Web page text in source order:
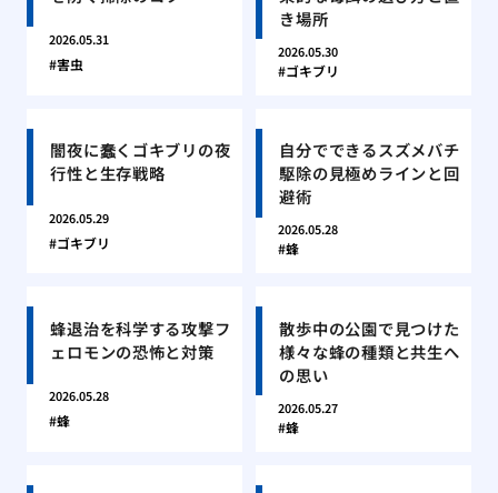
2026.05.31
害虫
き場所
2026.05.30
ゴキブリ
闇夜に蠢くゴキブリの夜
行性と生存戦略
2026.05.29
ゴキブリ
自分でできるスズメバチ
駆除の見極めラインと回
避術
2026.05.28
蜂
蜂退治を科学する攻撃フ
ェロモンの恐怖と対策
2026.05.28
蜂
散歩中の公園で見つけた
様々な蜂の種類と共生へ
の思い
2026.05.27
蜂